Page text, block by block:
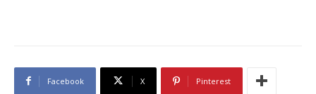
Facebook X Pinterest